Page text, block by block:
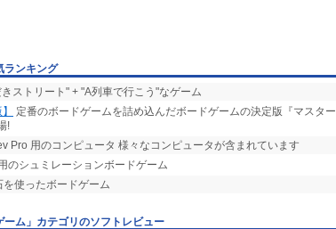
ランキング
ストリート" + "A列車で行こう"なゲーム
定番のボードゲームを詰め込んだボードゲームの決定版『マスター
!
Pro 用のコンピュータ 様々なコンピュータが含まれています
のシュミレーションボードゲーム
使ったボードゲーム
ーム」カテゴリのソフトレビュー